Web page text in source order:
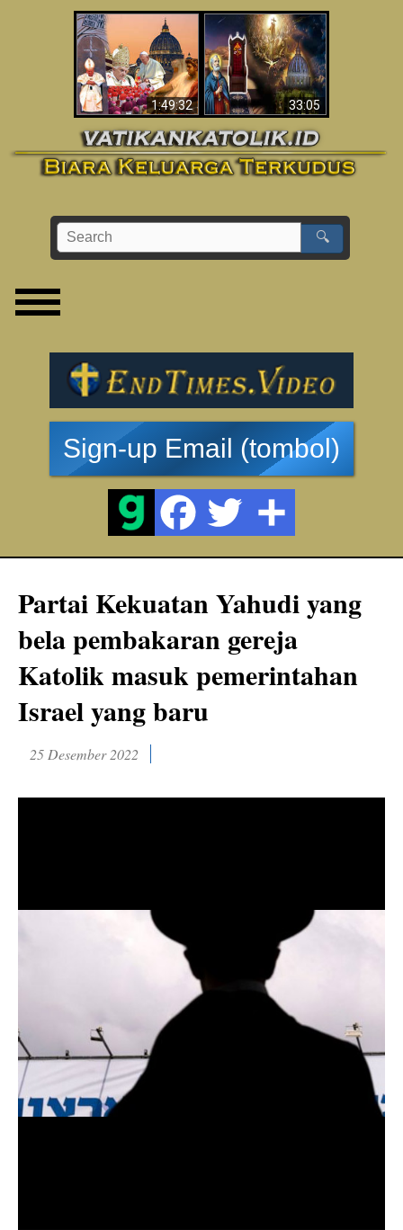
1:49:32
Wahyu di Vatikan
Sekarang
33:05
Apakah Alkitab
Memprediksikan 70
Tahun Tanpa
Seorang Paus?
🔍
Sign-up Email (tombol)
Partai Kekuatan Yahudi yang
bela pembakaran gereja
Katolik masuk pemerintahan
Israel yang baru
25 Desember 2022